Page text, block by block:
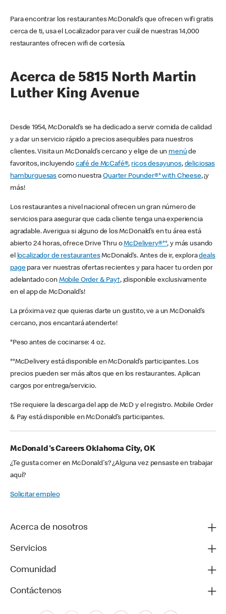
Para encontrar los restaurantes McDonald’s que ofrecen wifi gratis
cerca de ti, usa el Localizador para ver cuál de nuestras 14,000
restaurantes ofrecen wifi de cortesía.
Acerca de 5815 North Martin
Luther King Avenue
Desde 1954, McDonald’s se ha dedicado a servir comida de calidad
y a dar un servicio rápido a precios asequibles para nuestros
clientes. Visita un McDonald’s cercano y elige de un menú de
favoritos, incluyendo café de McCafé®, ricos desayunos, deliciosas
hamburguesas como nuestraQuarter Pounder®* with Cheese, ¡y
más!
Los restaurantes a nivel nacional ofrecen un gran número de
servicios para asegurar que cada cliente tenga una experiencia
agradable. Averigua si alguno de los McDonald’s en tu área está
abierto 24 horas, ofrece Drive Thru oMcDelivery®**, y más usando
el localizador de restaurantesMcDonald’s. Antes de ir, exploradeals
pagepara ver nuestras ofertas recientes y para hacer tu orden por
adelantado con Mobile Order & Pay†, ¡disponible exclusivamente
en el app de McDonald’s!
La próxima vez que quieras darte un gustito, ve a un McDonald’s
cercano, ¡nos encantará atenderte!
*Peso antes de cocinarse: 4 oz.
**McDelivery está disponible en McDonald’s participantes. Los
precios pueden ser más altos que en los restaurantes. Aplican
cargos por entrega/servicio.
†Se requiere la descarga del app de McD y el registro. Mobile Order
& Pay está disponible en McDonald’s participantes.
McDonald's Careers Oklahoma City, OK
¿Te gusta comer en McDonald's? ¿Alguna vez pensaste en trabajar
aquí?
Solicitar empleo
Acerca de nosotros
Servicios
Comunidad
Contáctenos